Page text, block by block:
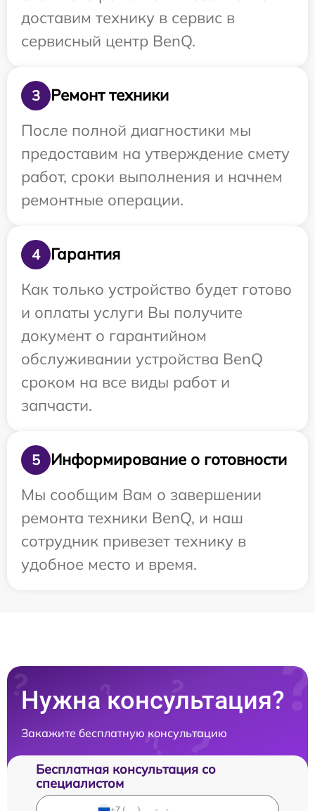
доставим технику в сервис в
сервисный центр BenQ.
3
Ремонт техники
После полной диагностики мы
предоставим на утверждение смету
работ, сроки выполнения и начнем
ремонтные операции.
4
Гарантия
Как только устройство будет готово
и оплаты услуги Вы получите
документ о гарантийном
обслуживании устройства BenQ
сроком на все виды работ и
запчасти.
5
Информирование о готовности
Мы сообщим Вам о завершении
ремонта техники BenQ, и наш
сотрудник привезет технику в
удобное место и время.
Нужна консультация?
Закажите бесплатную консультацию
Бесплатная консультация со
специалистом